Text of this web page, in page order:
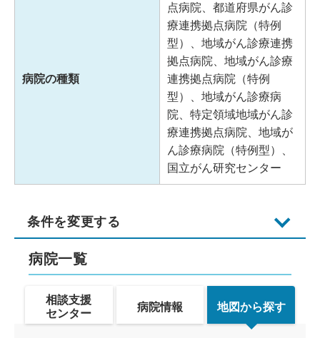
病院の種類
点病院、都道府県がん診
療連携拠点病院（特例
型）、地域がん診療連携
拠点病院、地域がん診療
連携拠点病院（特例
型）、地域がん診療病
院、特定領域地域がん診
療連携拠点病院、地域が
ん診療病院（特例型）、
国立がん研究センター
条件を変更する
病院一覧
相談支援
センター
病院情報 地図から探す